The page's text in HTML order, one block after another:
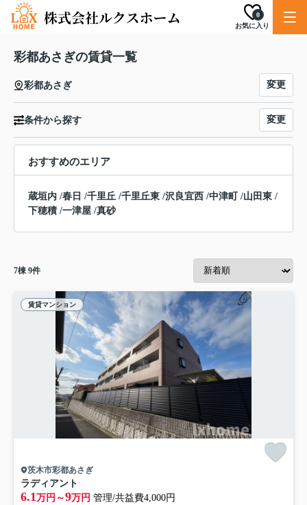
お気に入り
0
彩都あさぎの賃貸一覧
彩都あさぎ 変更
条件から探す 変更
おすすめのエリア
蔵垣内 /春日 /千里丘 /千里丘東 /沢良宜西 /中津町 /山田東 /
下穂積 /一津屋 /真砂
7棟 9件
賃貸マンション
茨木市彩都あさぎ
ラディアント
6.1万円～9万円 管理/共益費4,000円